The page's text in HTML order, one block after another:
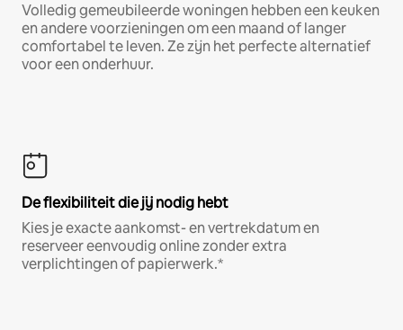
Volledig gemeubileerde woningen hebben een keuken
en andere voorzieningen om een maand of langer
comfortabel te leven. Ze zijn het perfecte alternatief
voor een onderhuur.
De flexibiliteit die jij nodig hebt
Kies je exacte aankomst- en vertrekdatum en
reserveer eenvoudig online zonder extra
verplichtingen of papierwerk.*